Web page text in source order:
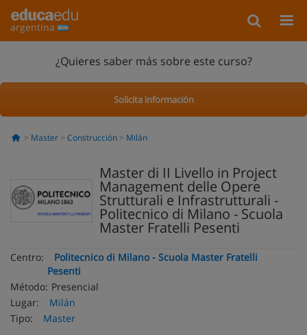
argentina
¿Quieres saber más sobre este curso?
Solicita información
Master Construcción Milán
Master di II Livello in Project
Management delle Opere
Strutturali e Infrastrutturali -
Politecnico di Milano - Scuola
Master Fratelli Pesenti
Centro:
Politecnico di Milano - Scuola Master Fratelli
Pesenti
Método: Presencial
Lugar:
Milán
Tipo:
Master